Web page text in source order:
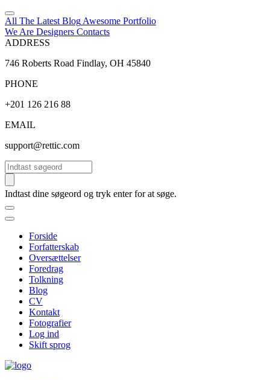
All The Latest Blog Awesome Portfolio
We Are Designers Contacts
ADDRESS
746 Roberts Road Findlay, OH 45840
PHONE
+201 126 216 88
EMAIL
support@rettic.com
Søg
Indtast dine søgeord og tryk enter for at søge.
Forside
Forfatterskab
Oversættelser
Foredrag
Tolkning
Blog
CV
Kontakt
Fotografier
Log ind
Skift sprog